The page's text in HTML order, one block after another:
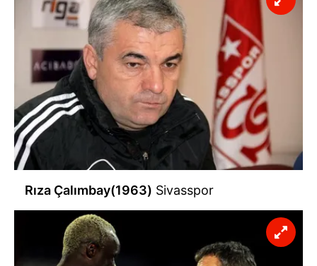
Rıza Çalımbay(1963) Sivasspor